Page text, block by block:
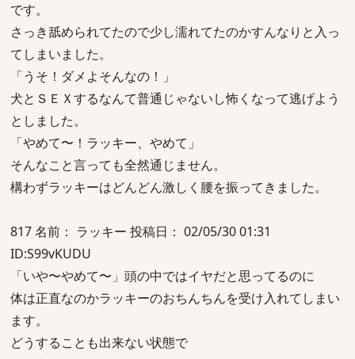
です。
さっき舐められてたので少し濡れてたのかすんなりと入っ
てしまいました。
「うそ！ダメよそんなの！」
犬とＳＥＸするなんて普通じゃないし怖くなって逃げよう
としました。
「やめて〜！ラッキー、やめて」
そんなこと言っても全然通じません。
構わずラッキーはどんどん激しく腰を振ってきました。
817 名前： ラッキー 投稿日： 02/05/30 01:31
ID:S99vKUDU
「いや〜やめて〜」頭の中ではイヤだと思ってるのに
体は正直なのかラッキーのおちんちんを受け入れてしまい
ます。
どうすることも出来ない状態で